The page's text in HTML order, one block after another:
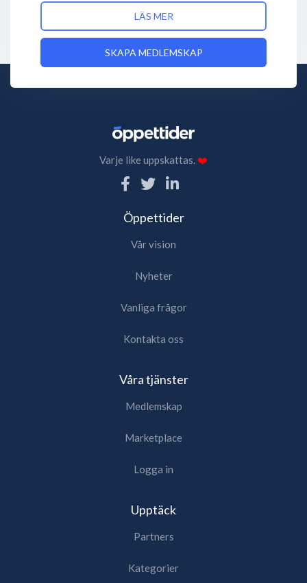
LÄS MER
SKAPA MEDLEMSKAP
Varje like uppskattas.❤️
Öppettider
Vår vision
Nyheter
Vanliga frågor
Kontakta oss
Våra tjänster
Medlemskap
Marketplace
Logga in
Upptäck
Partners
Kategorier